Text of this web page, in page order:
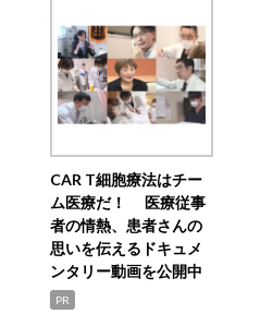
CAR T細胞療法はチー
ム医療だ！ 医療従事
者の情熱、患者さんの
思いを伝えるドキュメ
ンタリー動画を公開中
PR